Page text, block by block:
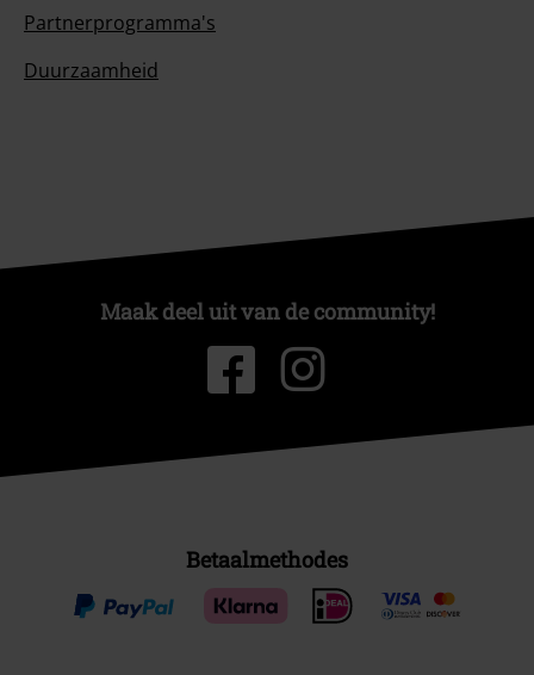
Partnerprogramma's
Duurzaamheid
Maak deel uit van de community!
Betaalmethodes